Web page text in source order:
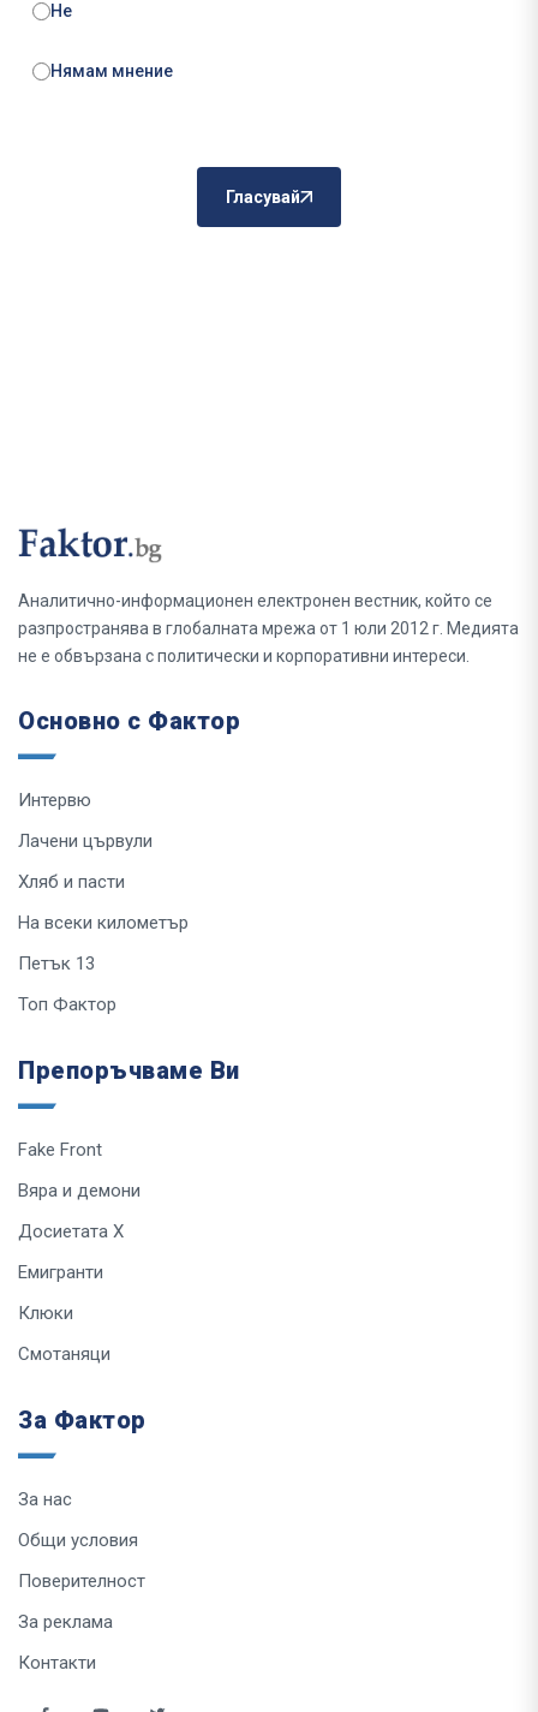
Не
Нямам мнение
Гласувай
Аналитично-информационен електронен вестник, който се
разпространява в глобалната мрежа от 1 юли 2012 г. Медията
не е обвързана с политически и корпоративни интереси.
Основно с Фактор
Интервю
Лачени цървули
Хляб и пасти
На всеки километър
Петък 13
Топ Фактор
Препоръчваме Ви
Fake Front
Вяра и демони
Досиетата Х
Емигранти
Клюки
Смотаняци
За Фактор
За нас
Общи условия
Поверителност
За реклама
Контакти